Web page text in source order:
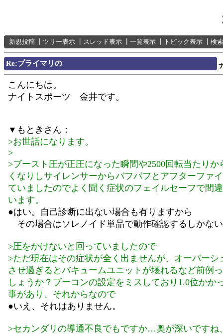
新規投稿 ツリー表示 スレッド表示 一覧表示 トピック表示 検索
Re:プライマリの
こんにちは。
ナイトスポーツ 金井です。
▼もときさん：
>お世話になります。
>
>ブースト圧が正圧になった瞬間や2500回転当たりか
くなりしサイレンサーからバフバフとアフターファ
ていましたのでよく聞く症状のフェイルセーフで間
います。
●はい。自己診断に出ない場合も有りますから
その場合はソレノイド単品で動作確認するしかな
>圧をかけないと回っていましたので
>ただ現在はその症状が全く出ませんが、オーバーシ
させ過ぎるとバキュームユニットが壊れるなど前例
しょうか？ブーコンの設定をミスしており1.0位かか
事があり、それからなので
●いえ、それはありません。
>セカンダリの導通不良でもですか…奥が深いですね